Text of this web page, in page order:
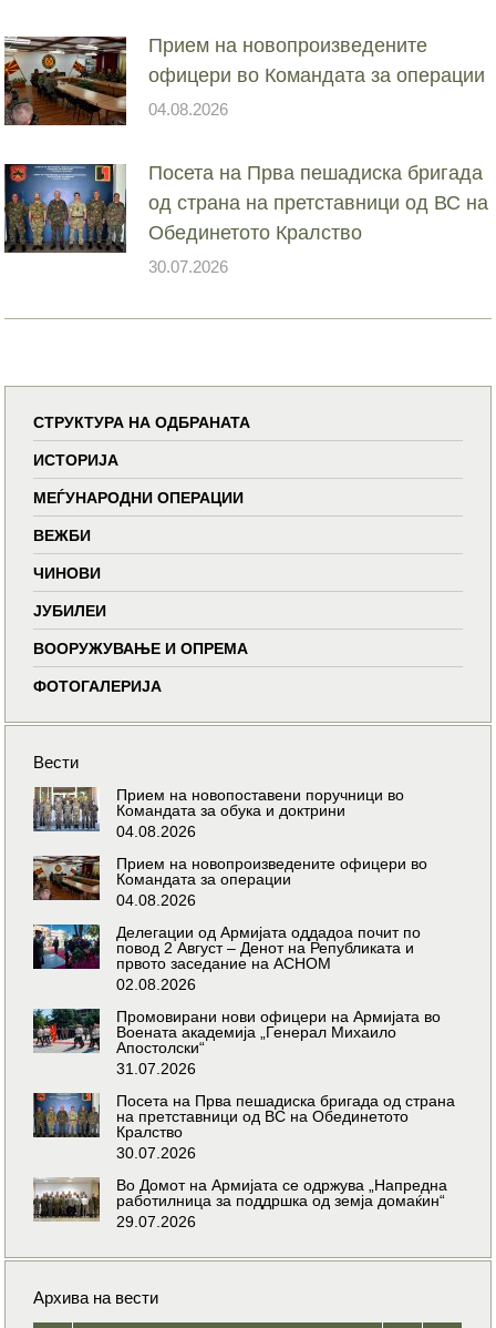
Прием на новопроизведените
офицери во Командата за операции
04.08.2026
Посета на Прва пешадиска бригада
од страна на претставници од ВС на
Обединетото Кралство
30.07.2026
СТРУКТУРА НА ОДБРАНАТА
ИСТОРИЈА
МЕЃУНАРОДНИ ОПЕРАЦИИ
ВЕЖБИ
ЧИНОВИ
ЈУБИЛЕИ
ВООРУЖУВАЊЕ И ОПРЕМА
ФОТОГАЛЕРИЈА
Вести
Прием на новопоставени поручници во
Командата за обука и доктрини
04.08.2026
Прием на новопроизведените офицери во
Командата за операции
04.08.2026
Делегации од Армијата оддадоа почит по
повод 2 Август – Денот на Републиката и
првото заседание на АСНОМ
02.08.2026
Промовирани нови офицери на Армијата во
Воената академија „Генерал Михаило
Апостолски“
31.07.2026
Посета на Прва пешадиска бригада од страна
на претставници од ВС на Обединетото
Кралство
30.07.2026
Во Домот на Армијата се одржува „Напредна
работилница за поддршка од земја домаќин“
29.07.2026
Архива на вести